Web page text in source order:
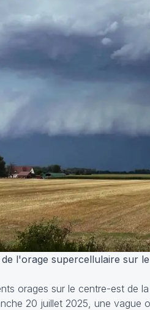
l'orage supercellulaire sur
orages sur le centre-est de
20 juillet 2025, une vague